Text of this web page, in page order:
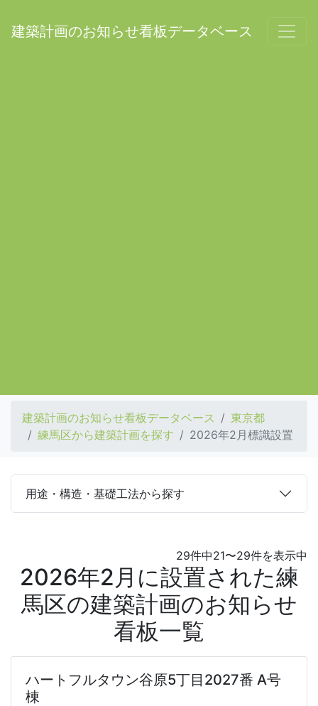
建築計画のお知らせ看板データベース
建築計画のお知らせ看板データベース
東京都
練馬区から建築計画を探す
2026年2月標識設置
用途・構造・基礎工法から探す
29件中21〜29件を表示中
2026年2月に設置された練
馬区の建築計画のお知らせ
看板一覧
ハートフルタウン谷原5丁目2027番 A号
棟